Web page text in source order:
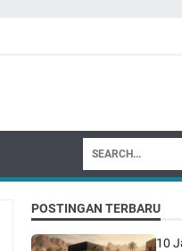
POSTINGAN TERBARU
10